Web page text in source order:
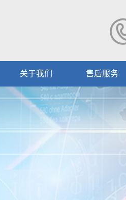
关于我们 售后服务